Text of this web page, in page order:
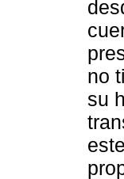
no
su